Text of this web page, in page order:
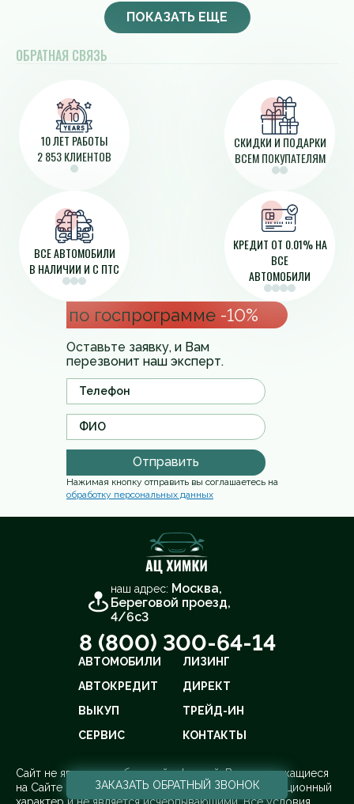
ПОКАЗАТЬ ЕЩЕ
ОБРАТНАЯ СВЯЗЬ
по госпрограмме -10%
Оставьте заявку, и Вам
перезвонит наш эксперт.
Отправить
Нажимая кнопку отправить вы соглашаетесь на
обработку персональных данных
10 ЛЕТ РАБОТЫ
2 853 КЛИЕНТОВ
СКИДКИ И ПОДАРКИ
ВСЕМ ПОКУПАТЕЛЯМ
ВСЕ АВТОМОБИЛИ
В НАЛИЧИИ И С ПТС
КРЕДИТ ОТ 0.01% НА
ВСЕ
АВТОМОБИЛИ
наш адрес: Москва,
Береговой проезд,
4/6с3
8 (800) 300-64-14
АВТОМОБИЛИ
ЛИЗИНГ
АВТОКРЕДИТ
ДИРЕКТ
ВЫКУП
ТРЕЙД-ИН
СЕРВИС
КОНТАКТЫ
Cайт не является публичной офертой. Все содержащиеся
на Сайте сведения носят исключительно информационный
ЗАКАЗАТЬ ОБРАТНЫЙ ЗВОНОК